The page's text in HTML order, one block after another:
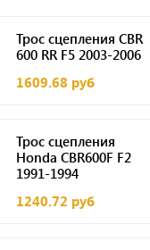
Трос сцепления CBR
600 RR F5 2003-2006
1609.68 руб
Трос сцепления
Honda CBR600F F2
1991-1994
1240.72 руб